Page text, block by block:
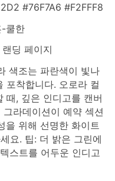
#76F7A6 #F2FFF8
-쿨한
딩 페이지
색조는 파란색이 빛나
포착합니다. 오로라 컬
때, 깊은 인디고를 캔버
라데이션이 예약 섹션
을 위해 선명한 화이트
요. 팁: 더 밝은 그린에
스트를 어두운 인디고